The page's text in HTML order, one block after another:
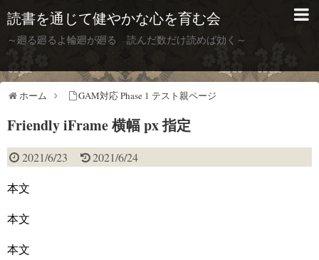
読書を通じて健やかな心を育む会
～廻る廻るよ輪廻が廻る 読んだ数だけ読めば効く～
ホーム GAM対応 Phase 1 テスト親ページ
Friendly iFrame 横幅 px 指定
2021/6/23 2021/6/24
本文
本文
本文